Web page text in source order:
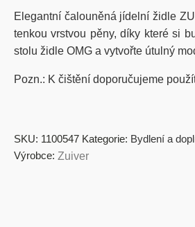
Elegantní čalouněná jídelní židle
tenkou vrstvou pěny, díky které si
stolu židle OMG a vytvořte útulný
Pozn.: K čištění doporučujeme
SKU: 1100547 Kategorie: Bydlení a
Výrobce: Zuiver